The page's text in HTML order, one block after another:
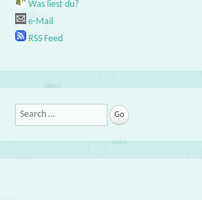
Was liest du?
e-Mail
RSS Feed
Search